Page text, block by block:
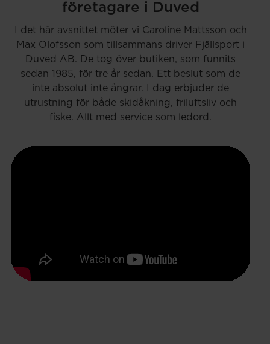
företagare i Duved
I det här avsnittet möter vi Caroline Mattsson och
Max Olofsson som tillsammans driver Fjällsport i
Duved AB. De tog över butiken, som funnits
sedan 1985, för tre år sedan. Ett beslut som de
inte absolut inte ångrar. I dag erbjuder de
utrustning för både skidåkning, friluftsliv och
fiske. Allt med service som ledord.